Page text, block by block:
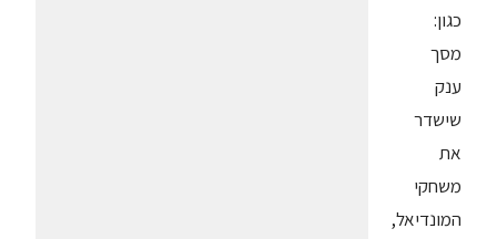
כגון:
מסך
ענק
שישדר
את
משחקי
המונדיאל,